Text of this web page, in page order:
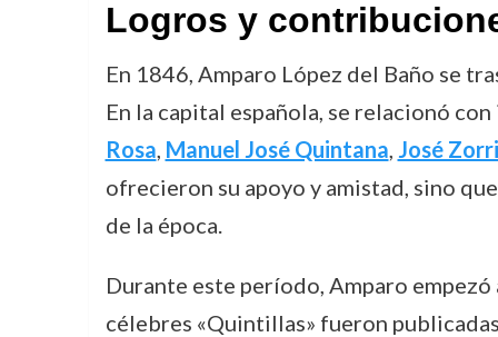
Logros y
En 1846, Amparo López del Baño se
En la capital española, se relacionó
Rosa, Manuel José Quintana, José
ofrecieron su apoyo y amistad, sino
de la época.
Durante este período, Amparo
célebres «Quintillas» fueron